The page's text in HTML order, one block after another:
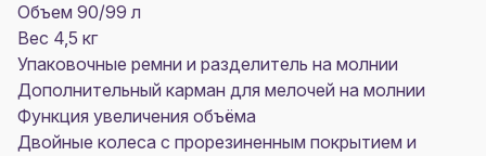
Объем 90/99 л
Вес 4,5 кг
Упаковочные ремни и разделитель на молнии
Дополнительный карман для мелочей на молнии
Функция увеличения объёма
Двойные колеса с прорезиненным покрытием и